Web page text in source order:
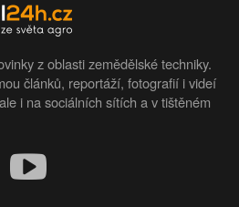
z oblasti zemědělské techniky.
článků, reportáží, fotografií i videí
i na sociálních sítích a v tištěném